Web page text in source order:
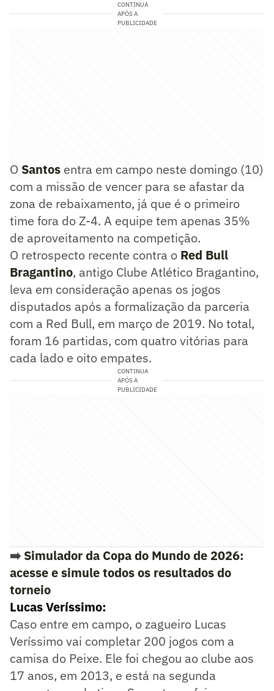
CONTINUA
APÓS A
PUBLICIDADE
O Santos entra em campo neste domingo (10)
com a missão de vencer para se afastar da
zona de rebaixamento, já que é o primeiro
time fora do Z-4. A equipe tem apenas 35%
de aproveitamento na competição.
O retrospecto recente contra o Red Bull
Bragantino, antigo Clube Atlético Bragantino,
leva em consideração apenas os jogos
disputados após a formalização da parceria
com a Red Bull, em março de 2019. No total,
foram 16 partidas, com quatro vitórias para
cada lado e oito empates.
CONTINUA
APÓS A
PUBLICIDADE
➡️ Simulador da Copa do Mundo de 2026:
acesse e simule todos os resultados do
torneio
Lucas Veríssimo:
Caso entre em campo, o zagueiro Lucas
Veríssimo vai completar 200 jogos com a
camisa do Peixe. Ele foi chegou ao clube aos
17 anos, em 2013, e está na segunda